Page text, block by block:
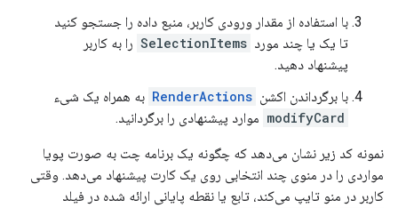
با استفاده از مقدار ورودی کاربر، منبع داده را جستجو کنید
تا یک یا چند مورد SelectionItems را به کاربر
پیشنهاد دهید.
با برگرداندن اکشن RenderActions به همراه یک شیء
modifyCard موارد پیشنهادی را برگردانید.
نمونه کد زیر نشان می‌دهد که چگونه یک برنامه چت به صورت پویا
مواردی را در منوی چند انتخابی روی یک کارت پیشنهاد می‌دهد. وقتی
کاربر در منو تایپ می‌کند، تابع یا نقطه پایانی ارائه شده در فیلد